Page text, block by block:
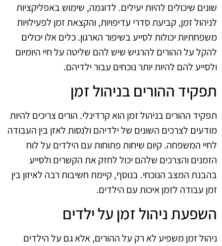
שונים שיכולים להיות יעילים. לדוגמה, שימוש באפליקציות
לניהול זמן, קביעת סדרי עדיפויות, והקצאת זמן לפעילויות
משפחתיות יכולות לסייע בשיפור הארגון. כלים אלו יכולים
להקל על ההורים להרגיש שיש להם שליטה על חיי היומיום
ולסייע להם להיות יותר נוכחים עבור ילדיהם.
תפקיד ההורים בניהול זמן
תפקיד ההורים בניהול זמן הוא קרדינלי. הורים צריכים להיות
מודעים לצרכים השונים של ילדיהם ולנסות לאזן בין העבודה
לחיי המשפחה. קיום שיחות פתוחות עם הילדים על לוח
הזמנים והצרכים שלהם יכול לחזק את הקשרים ולסייע
בהבנת המצב הנוכחי. בנוסף, קיימת חשיבות רבה לאיזון בין
זמן עבודה לזמן איכות עם הילדים.
השפעת ניהול זמן על ילדים
ניהול זמן משפיע לא רק על ההורים, אלא גם על הילדים